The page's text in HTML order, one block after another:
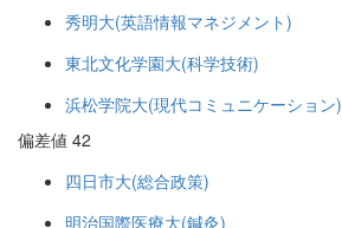
秀明大(英語情報マネジメント)
東北文化学園大(科学技術)
浜松学院大(現代コミュニケーション)
偏差値 42
四日市大(総合政策)
明治国際医療大(鍼灸)